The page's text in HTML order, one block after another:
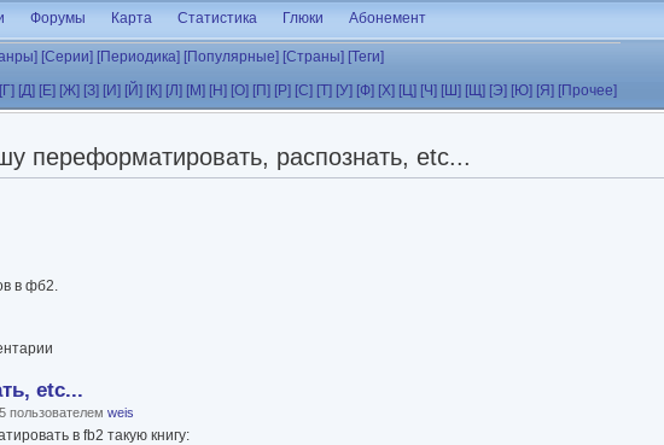
Форумы Карта Статистика Глюки Абонемент
[Серии] [Периодика] [Популярные] [Страны] [Теги]
[Г] [Д] [Е] [Ж] [З] [И] [Й] [К] [Л] [М] [Н] [О] [П] [Р] [С] [Т] [У] [Ф] [Х] [Ц] [Ч] [Ш] [Щ] [Э] [Ю] [Я] [Прочее]
переформатировать, распознать, etc...
в фб2.
etc...
пользователем weis
в fb2 такую книгу: